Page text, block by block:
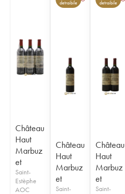
Château
Haut
Marbuz
et
Saint-
Estèphe
AOC
detraibile
Château
Haut
Marbuz
et
Saint-
detraibile
Château
Haut
Marbuz
et
Saint-